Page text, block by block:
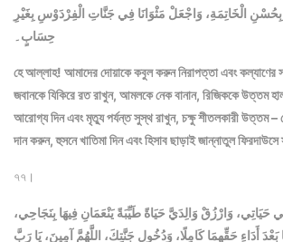
بِحُسْنِ الْخَاتِمَةِ، وَاجْعَلْ مَثْوَانَا فِي جَنَّاتِ الْفِرْدَوْسِ بِغَيْرِ
حِسَابٍ۔
হে আল্লাহ! আমাদের দোয়াকে কবুল করুন নিরাপত্তা এবং কল্যাণের
জবানকে যিকিরে রত রাখুন, আমলকে নেক বানান, রিজিককে উত্তম
আরোগ্য দিন এবং মৃত্যু পর্যন্ত সুস্থ রাখুন, চক্ষু শীতলকারী উত্তম –
দান করুন, হুসনে খাতিমা দিন এবং হিসাব ছাড়াই জান্নাতুল ফিরদাউসে
৭৭।
حَيَاتِي، وَارْزُقْ وَالِدَيَّ حَيَاةً طَيِّبَةً يَنْعَمَانِ فِيهَا بِنَجَاحِي،
بَعْدَ أَدَاءِ حَقِّهِمَا كَامِلًا، وَدُخُولِ جَنَّتِكَ، اللَّهُمَّ آمِينَ، يَا رَبَّ